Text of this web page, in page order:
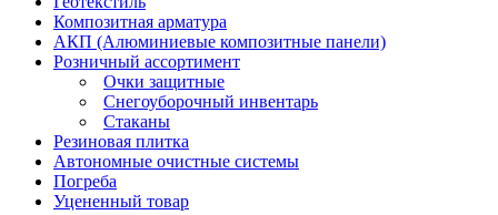
Композитная арматура
АКП (Алюминиевые композитные панели)
Розничный ассортимент
Очки защитные
Снегоуборочный инвентарь
Стаканы
Резиновая плитка
Автономные очистные системы
Погреба
Уцененный товар